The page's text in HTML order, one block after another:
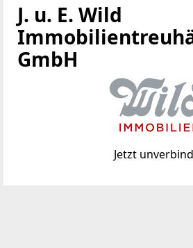
J. u. E. Wild
GmbH
Jetzt